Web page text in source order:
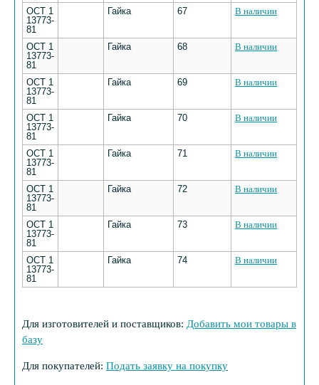
ОСТ 1
13773-
81
Гайка 67 В наличии
ОСТ 1
13773-
81
Гайка 68 В наличии
ОСТ 1
13773-
81
Гайка 69 В наличии
ОСТ 1
13773-
81
Гайка 70 В наличии
ОСТ 1
13773-
81
Гайка 71 В наличии
ОСТ 1
13773-
81
Гайка 72 В наличии
ОСТ 1
13773-
81
Гайка 73 В наличии
ОСТ 1
13773-
81
Гайка 74 В наличии
Для изготовителей и поставщиков: Добавить мои товары в
базу
Для покупателей: Подать заявку на покупку